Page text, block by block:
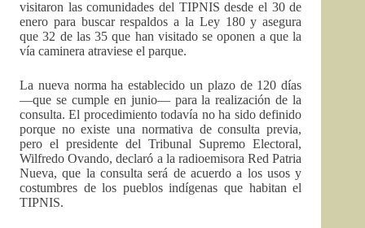
visitaron las comunidades del TIPNIS desde el 30 de
enero para buscar respaldos a la Ley 180 y asegura
que 32 de las 35 que han visitado se oponen a que la
vía caminera atraviese el parque.
La nueva norma ha establecido un plazo de 120 días
—que se cumple en junio— para la realización de la
consulta. El procedimiento todavía no ha sido definido
porque no existe una normativa de consulta previa,
pero el presidente del Tribunal Supremo Electoral,
Wilfredo Ovando, declaró a la radioemisora Red Patria
Nueva, que la consulta será de acuerdo a los usos y
costumbres de los pueblos indígenas que habitan el
TIPNIS.